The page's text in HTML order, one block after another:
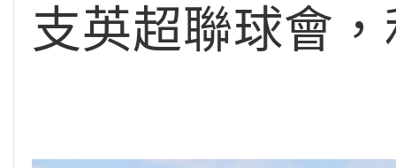
支英超聯球會